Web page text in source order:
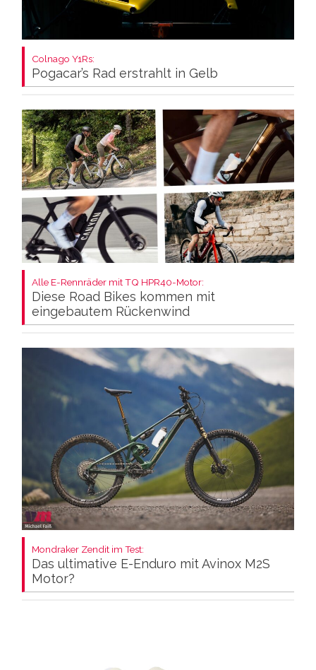
Colnago Y1Rs:
Pogacar’s Rad erstrahlt in Gelb
Alle E-Rennräder mit TQ HPR40-Motor:
Diese Road Bikes kommen mit
eingebautem Rückenwind
Mondraker Zendit im Test:
Das ultimative E-Enduro mit Avinox M2S
Motor?